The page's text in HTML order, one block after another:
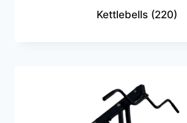
Kettlebells (220)